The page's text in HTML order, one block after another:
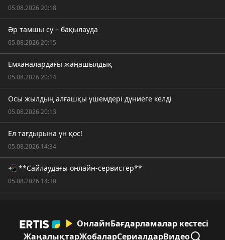
05.08.2026 20:18
Әр тамшы су – бақылауда
05.08.2026 20:15
Емханалардағы жаңашылдық
05.08.2026 20:14
Осы жылдың алғашқы үшемдері дүниеге келді
05.08.2026 20:13
Ел тағдырына үн қос!
05.08.2026 14:34
📲 **Сайлаудағы онлайн-сервистер**
05.08.2026 14:30
ОнлайнБағдарламалар кестесі
ЖаңалықтарЖобаларСериалдарВидео